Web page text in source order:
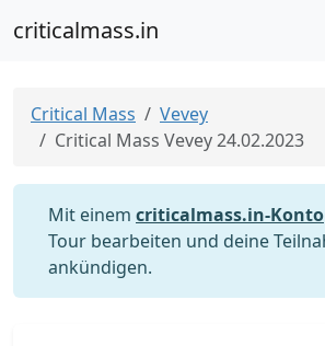
criticalmass.in
Critical Mass
Vevey
Critical Mass Vevey 24.02.2023
Mit einem criticalmass.in-Konto
Tour bearbeiten und deine
ankündigen.